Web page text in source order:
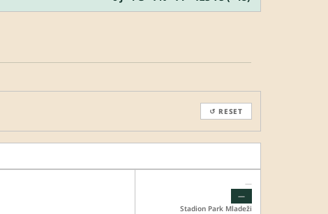
↺ RESET
—
—
Stadion Park Mladeži